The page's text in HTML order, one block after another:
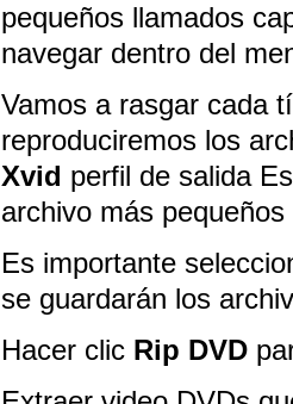
pequeños llamados
navegar dentro del
Vamos a rasgar cada
reproduciremos los
Xvid perfil de salida
archivo más
Es importante
se guardarán los
Hacer clic Rip DVD